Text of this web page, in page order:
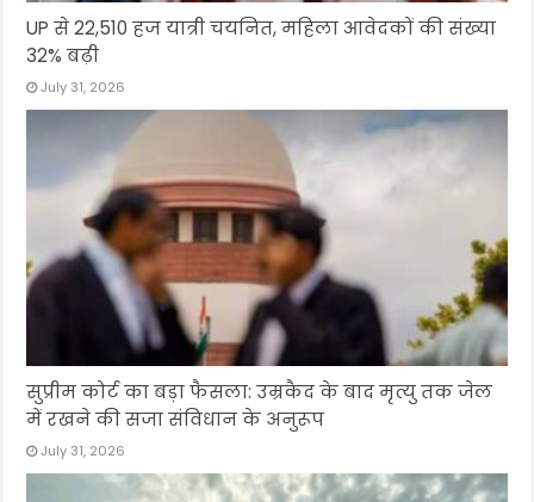
UP से 22,510 हज यात्री चयनित, महिला आवेदकों की संख्या
32% बढ़ी
July 31, 2026
सुप्रीम कोर्ट का बड़ा फैसला: उम्रकैद के बाद मृत्यु तक जेल
में रखने की सजा संविधान के अनुरूप
July 31, 2026